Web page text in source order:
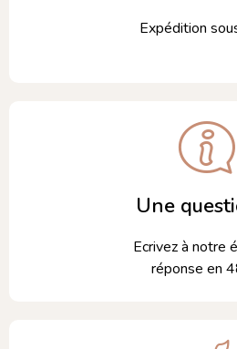
Expédition
Une
Ecrivez à notre
réponse en